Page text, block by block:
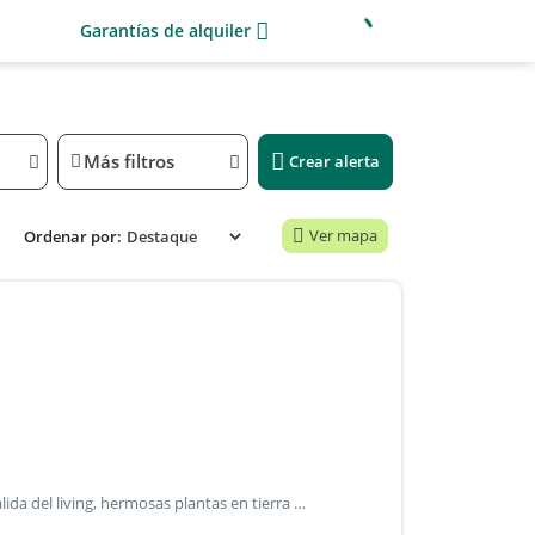
Garantías de alquiler
Más filtros Crear alerta
Ordenar por: Ver mapa
Excelente casa, muy iluminada, con pileta al borde de la salida del living, hermosas plantas en tierra al borde de la pileta, sol pleno casi todo el dia, buena orientacion, hermoso parque, acceso vehicular con porton automatico a la calle, gran espacio para dos o tres vehiculos (no garage techado) porton corredizo con llave. Instalacion de caños de refrigeracion para aires acondicionados (living y dormitorio) con sus cajas pre intaladoras y caños ya instalados. Mosquitero en dormitorio se admiten mascotas con dueños responsables precio publicado mas comisión inmobiliaria.